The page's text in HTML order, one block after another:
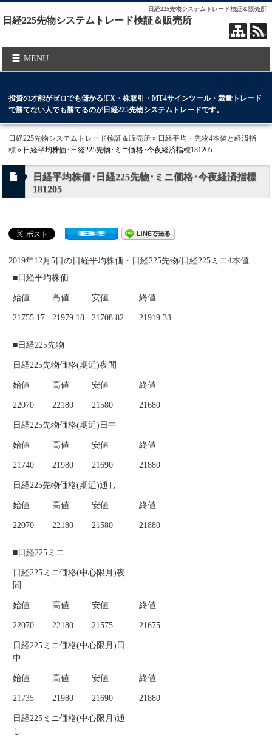
日経225先物システムトレード検証＆販売所
日経225先物システムトレード検証＆販売所
MENU
投資の才能がゼロでも儲かる!FX・株取引・MT4サインツール・裁量トレード
で勝てない人でも勝てるのが日経225先物システムトレードです。
日経225先物システムトレード検証＆販売所 » 日経平均・先物4本値と経済指
標 » 日経平均株価･日経225先物･ミニ価格･今夜経済指標181205
日経平均株価･日経225先物･ミニ価格･今夜経済指標
181205
2019年12月5日の日経平均株価・日経225先物/日経225ミニ4本値
■日経平均株価
始値 高値 安値 終値
21755.17 21979.18 21708.82 21919.33
■日経225先物
日経225先物価格(期近)夜間
始値 高値 安値 終値
22070 22180 21580 21680
日経225先物価格(期近)日中
始値 高値 安値 終値
21740 21980 21690 21880
日経225先物価格(期近)通し
始値 高値 安値 終値
22070 22180 21580 21880
■日経225ミニ
日経225ミニ価格(中心限月)夜
間
始値 高値 安値 終値
22070 22180 21575 21675
日経225ミニ価格(中心限月)日
中
始値 高値 安値 終値
21735 21980 21690 21880
日経225ミニ価格(中心限月)通
し